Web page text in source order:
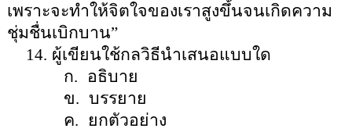
เพราะจะทำให้จิตใจของเราสูงขึ้นจนเกิดความ
ชุ่มชื่นเบิกบาน”
14. ผู้เขียนใช้กลวิธีนำเสนอแบบใด
ก. อธิบาย
ข. บรรยาย
ค. ยกตัวอย่าง